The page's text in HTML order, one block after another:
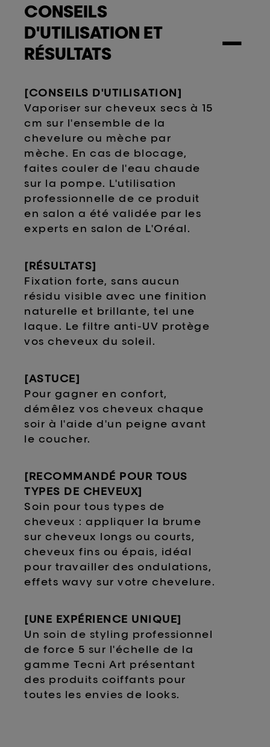
CONSEILS
D'UTILISATION ET
RÉSULTATS
−
[CONSEILS D'UTILISATION]
Vaporiser sur cheveux secs à 15
cm sur l'ensemble de la
chevelure ou mèche par
mèche. En cas de blocage,
faites couler de l'eau chaude
sur la pompe. L'utilisation
professionnelle de ce produit
en salon a été validée par les
experts en salon de L'Oréal.
[RÉSULTATS]
Fixation forte, sans aucun
résidu visible avec une finition
naturelle et brillante, tel une
laque. Le filtre anti-UV protège
vos cheveux du soleil.
[ASTUCE]
Pour gagner en confort,
démêlez vos cheveux chaque
soir à l'aide d'un peigne avant
le coucher.
[RECOMMANDÉ POUR TOUS
TYPES DE CHEVEUX]
Soin pour tous types de
cheveux : appliquer la brume
sur cheveux longs ou courts,
cheveux fins ou épais, idéal
pour travailler des ondulations,
effets wavy sur votre chevelure.
[UNE EXPÉRIENCE UNIQUE]
Un soin de styling professionnel
de force 5 sur l'échelle de la
gamme Tecni Art présentant
des produits coiffants pour
toutes les envies de looks.